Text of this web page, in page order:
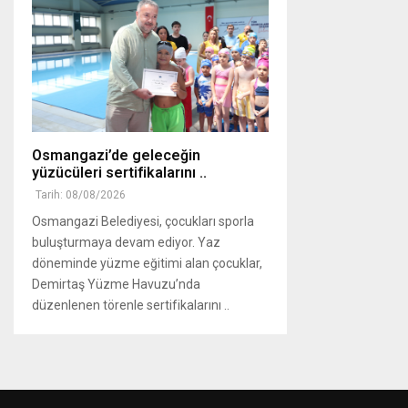
Osmangazi’de geleceğin
yüzücüleri sertifikalarını ..
Tarih: 08/08/2026
Osmangazi Belediyesi, çocukları sporla
buluşturmaya devam ediyor. Yaz
döneminde yüzme eğitimi alan çocuklar,
Demirtaş Yüzme Havuzu’nda
düzenlenen törenle sertifikalarını ..